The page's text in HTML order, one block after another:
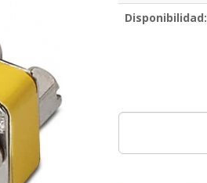
Disponibilidad: